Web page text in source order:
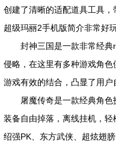
创建了清晰的适配道具工具
超级玛丽2手机版简介非常好
封神三国是一款非常经典
侵略，在这里有多种游戏角
游戏有效的结合，凸显了用
屠魔传奇是一款经典角色
装备自由掉落，离线挂机，
绍强PK、东方武侠、超炫翅